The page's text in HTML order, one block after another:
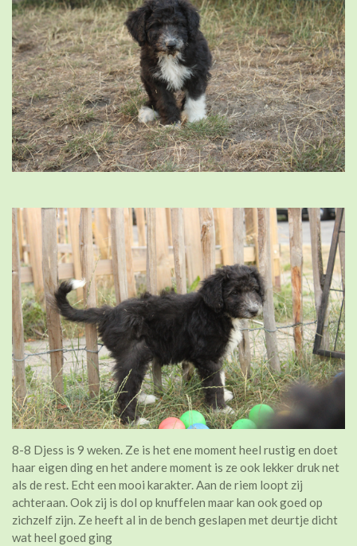
8-8 Djess is 9 weken. Ze is het ene moment heel rustig en doet
haar eigen ding en het andere moment is ze ook lekker druk net
als de rest. Echt een mooi karakter. Aan de riem loopt zij
achteraan. Ook zij is dol op knuffelen maar kan ook goed op
zichzelf zijn. Ze heeft al in de bench geslapen met deurtje dicht
wat heel goed ging